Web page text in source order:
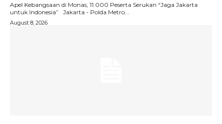
Apel Kebangsaan di Monas, 11.000 Peserta Serukan “Jaga Jakarta
untuk Indonesia” Jakarta - Polda Metro...
August 8, 2026